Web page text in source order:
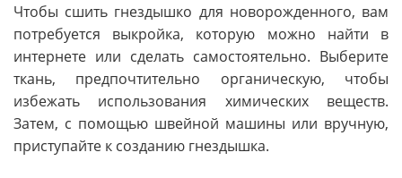
Чтобы сшить гнездышко для новорожденного, вам
потребуется выкройка, которую можно найти в
интернете или сделать самостоятельно. Выберите
ткань, предпочтительно органическую, чтобы
избежать использования химических веществ.
Затем, с помощью швейной машины или вручную,
приступайте к созданию гнездышка.